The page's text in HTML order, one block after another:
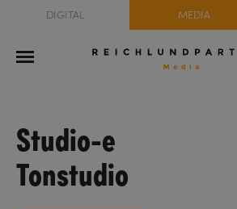
DIGITAL MEDIA
Studio-e
Tonstudio